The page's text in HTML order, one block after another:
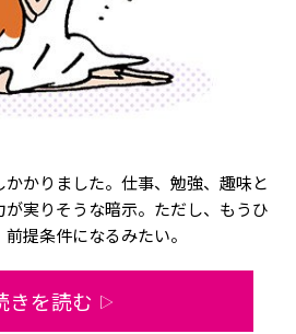
かりました。仕事、勉強、趣味と
実りそうな暗示。ただし、もうひ
提条件になるみたい。
きを読む ▷